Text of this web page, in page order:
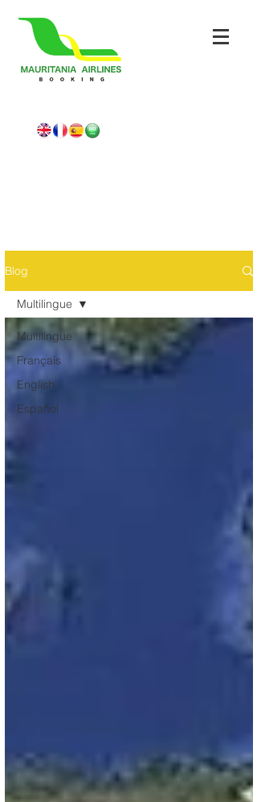
Blog
Multilingue
Français
English
Español
Multilingue